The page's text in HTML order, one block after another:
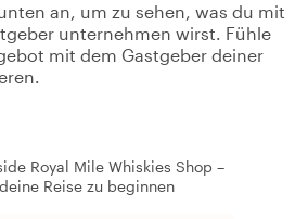
an, um zu sehen, was du mit
unternehmen wirst. Fühle
mit dem Gastgeber deiner
Royal Mile Whiskies Shop –
Reise zu beginnen